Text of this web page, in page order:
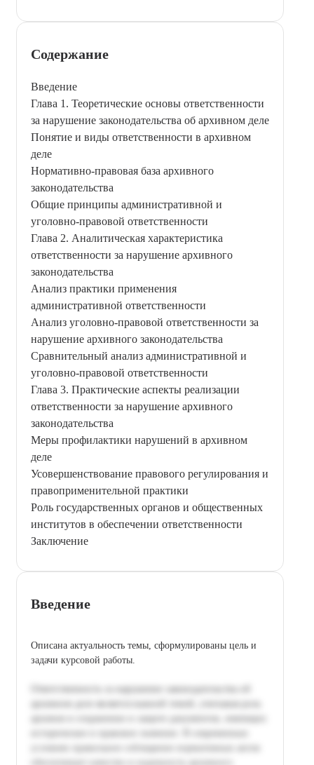
Содержание
Введение
Глава 1. Теоретические основы ответственности
за нарушение законодательства об архивном деле
Понятие и виды ответственности в архивном
деле
Нормативно-правовая база архивного
законодательства
Общие принципы административной и
уголовно-правовой ответственности
Глава 2. Аналитическая характеристика
ответственности за нарушение архивного
законодательства
Анализ практики применения
административной ответственности
Анализ уголовно-правовой ответственности за
нарушение архивного законодательства
Сравнительный анализ административной и
уголовно-правовой ответственности
Глава 3. Практические аспекты реализации
ответственности за нарушение архивного
законодательства
Меры профилактики нарушений в архивном
деле
Усовершенствование правового регулирования и
правоприменительной практики
Роль государственных органов и общественных
институтов в обеспечении ответственности
Заключение
Введение
Описана актуальность темы, сформулированы цель и
задачи курсовой работы.